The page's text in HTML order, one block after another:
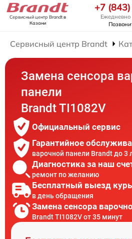
Сервисный центр Brandtв
Казани
+7
Сервисный центр Brandt
Замена сенсора
панели
Brandt TI1082V
Официальный сервис
Гарантийное
варочной панели Brandt до 3
Диагностика за наш
ремонт по желанию
Бесплатный выезд
в день обращения
Замена сенсора
Brandt TI1082V от 35 минут